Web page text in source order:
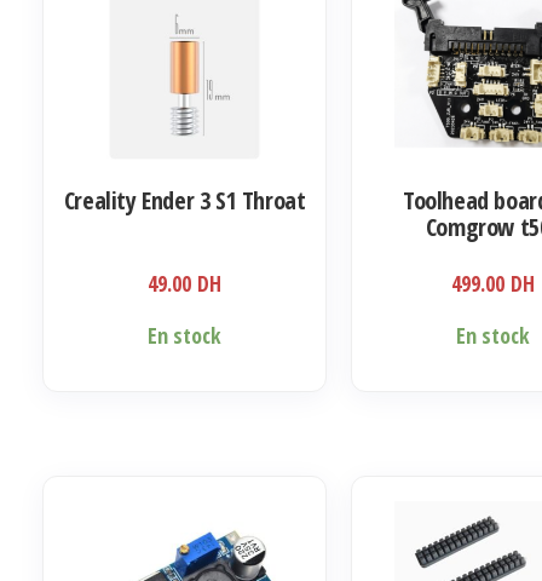
options
Creality Ender 3 S1 Throat
49.00 DH
En stock
Toolhead
Comgrow
499.00 DH
En stock